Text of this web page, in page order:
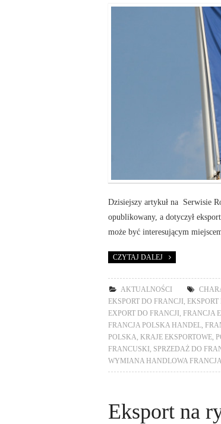
Dzisiejszy artykuł na Serwisie
opublikowany, a dotyczył
może być interesującym
CZYTAJ DALEJ
AKTUALNOŚCI
EKSPORT DO FRANCJI
EXPORT DO FRANCJI
FRANCJA
FRANCJA POLSKA HANDEL
POLSKA KRAJE EKSPORTOWE
FRANCUSKI
SPRZEDAŻ DO
WYMIANA HANDLOWA FRANCJA
Eksport na